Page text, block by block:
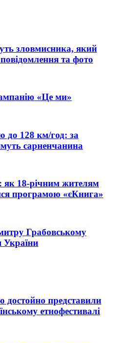
зловмисника, який
та фото
«Це ми»
до 128 км/год: за
сарненчанина
як 18-річним жителям
програмою «єКнига»
Грабовському
України
достойно представили
етнофестивалі